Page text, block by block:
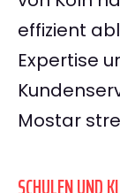
effizient
Expertise
Mostar